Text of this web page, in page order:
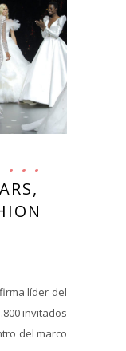
líder del
invitados
del marco